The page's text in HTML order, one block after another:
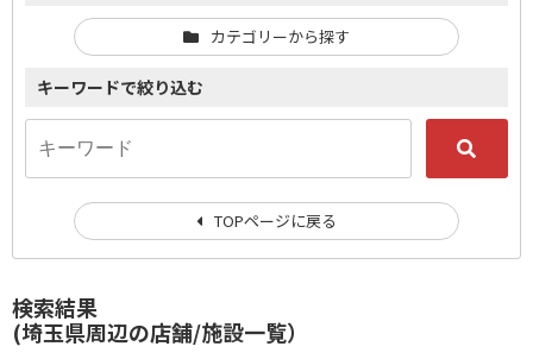
検索結果
(埼玉県周辺の店舗/施設一覧）
カテゴリーから探す
キーワードで絞り込む
TOPページに戻る